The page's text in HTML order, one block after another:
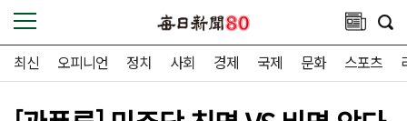
최신 오피니언 정치 사회 경제 국제 문화 스포츠